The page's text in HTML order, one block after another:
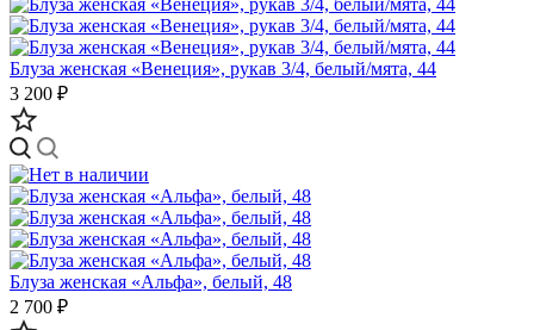
Блуза женская «Венеция», рукав 3/4, белый/мята, 44
3 200 ₽
Блуза женская «Альфа», белый, 48
2 700 ₽